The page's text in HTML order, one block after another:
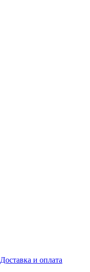
Доставка и оплата